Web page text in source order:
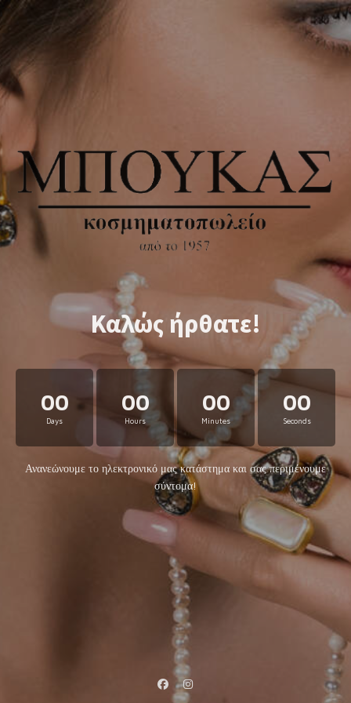
Καλώς ήρθατε!
00
Days
00
Hours
00
Minutes
00
Seconds
Ανανεώνουμε το ηλεκτρονικό μας κατάστημα και σας περιμένουμε
σύντομα!